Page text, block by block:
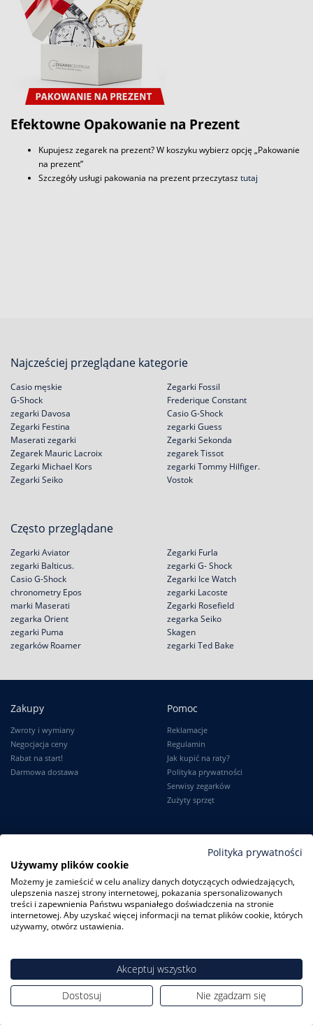
Efektowne Opakowanie na Prezent
Kupujesz zegarek na prezent? W koszyku wybierz opcję „Pakowanie
na prezent”
Szczegóły usługi pakowania na prezent przeczytasztutaj
Najcześciej przeglądane kategorie
Casio męskie
G-Shock
zegarki Davosa
Zegarki Festina
Zegarki Fossil
Frederique Constant
Casio G-Shock
zegarki Guess
Maserati zegarki
Zegarek Mauric Lacroix
Zegarki Michael Kors
Zegarki Seiko
Zegarki Sekonda
zegarek Tissot
zegarki Tommy Hilfiger.
Vostok
Często przeglądane
Zegarki Aviator
zegarki Balticus.
Casio G-Shock
chronometry Epos
Zegarki Furla
zegarki G- Shock
Zegarki Ice Watch
zegarki Lacoste
marki Maserati
zegarka Orient
zegarki Puma
zegarków Roamer
Zegarki Rosefield
zegarka Seiko
Skagen
zegarki Ted Bake
Zakupy
Zwroty i wymiany
Negocjacja ceny
Rabat na start!
Darmowa dostawa
Pomoc
Reklamacje
Regulamin
Jak kupić na raty?
Polityka prywatności
Serwisy zegarków
Zużyty sprzęt
Logowanie
Karta Stałego Klienta
Moje zamówienia
Ustawienia konta
Informacje
O firmie
Dlaczego my?
Blog
ZegarkiCentrum.pl| ul. Derdowskiego 8A/1 80-319 Gdańsk| Tel.:+48
Polityka prywatności
Używamy plików cookie
Możemy je zamieścić w celu analizy danych dotyczących odwiedzających,
ulepszenia naszej strony internetowej, pokazania spersonalizowanych
treści i zapewnienia Państwu wspaniałego doświadczenia na stronie
internetowej. Aby uzyskać więcej informacji na temat plików cookie, których
używamy, otwórz ustawienia.
Akceptuj wszystko
Dostosuj
Nie zgadzam się